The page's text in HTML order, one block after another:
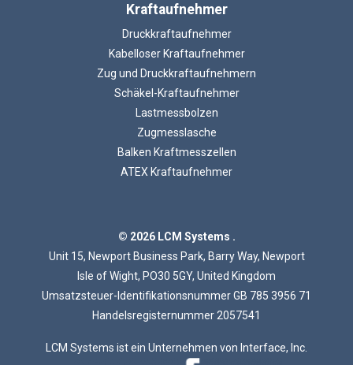
Kraftaufnehmer
Druckkraftaufnehmer
Kabelloser Kraftaufnehmer
Zug und Druckkraftaufnehmern
Schäkel-Kraftaufnehmer
Lastmessbolzen
Zugmesslasche
Balken Kraftmesszellen
ATEX Kraftaufnehmer
© 2026 LCM Systems .
Unit 15, Newport Business Park, Barry Way, Newport
Isle of Wight, PO30 5GY, United Kingdom
Umsatzsteuer-Identifikationsnummer GB 785 3956 71
Handelsregisternummer 2057541
LCM Systems ist ein Unternehmen von Interface, Inc.